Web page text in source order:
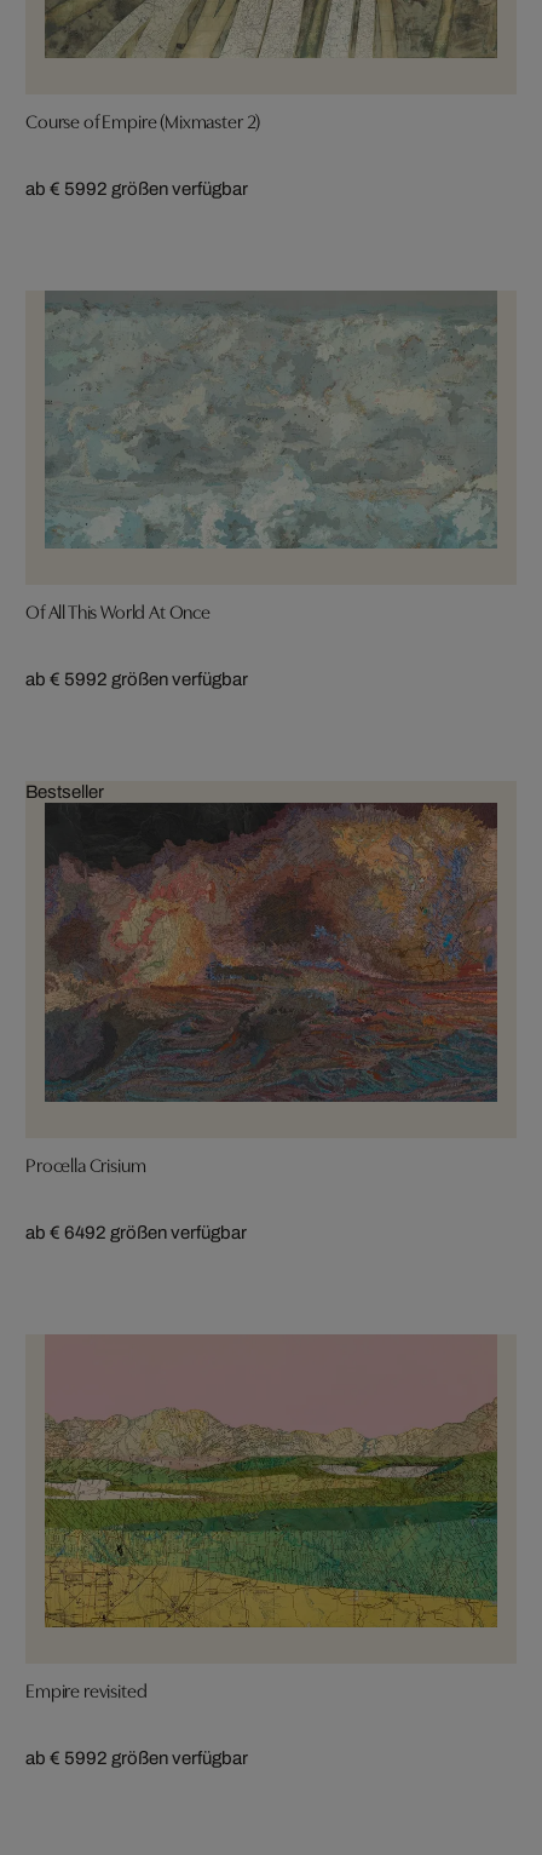
Course of Empire (Mixmaster 2)
ab € 5992 größen verfügbar
Of All This World At Once
ab € 5992 größen verfügbar
Bestseller
Procella Crisium
ab € 6492 größen verfügbar
Empire revisited
ab € 5992 größen verfügbar